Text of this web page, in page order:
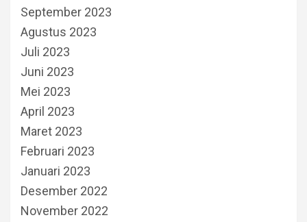
September 2023
Agustus 2023
Juli 2023
Juni 2023
Mei 2023
April 2023
Maret 2023
Februari 2023
Januari 2023
Desember 2022
November 2022